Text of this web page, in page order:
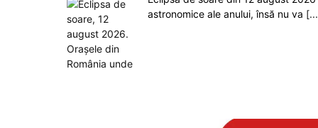
astronomice ale anului, însă nu va